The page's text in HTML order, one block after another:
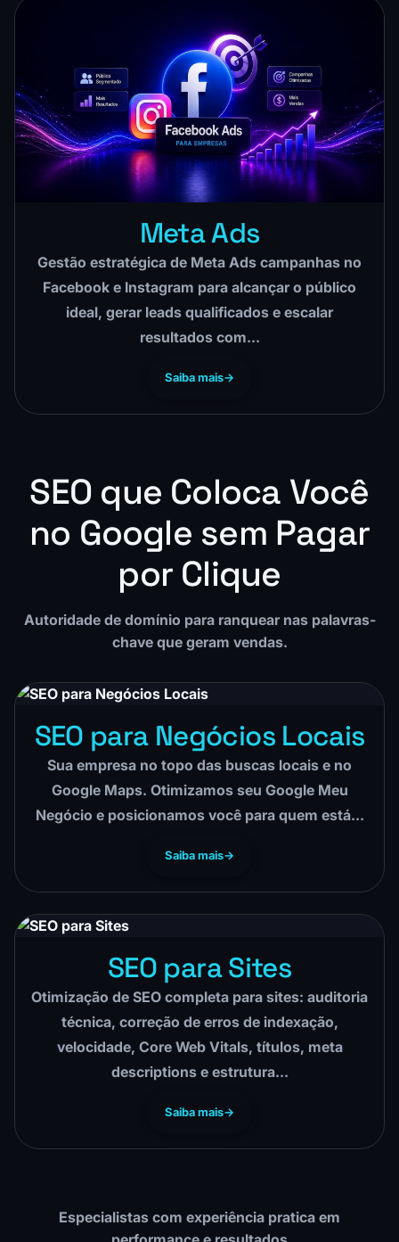
Meta Ads
Gestão estratégica de Meta Ads campanhas no
Facebook e Instagram para alcançar o público
ideal, gerar leads qualificados e escalar
resultados com…
Saiba mais
SEO que Coloca Você
no Google sem Pagar
por Clique
Autoridade de domínio para ranquear nas palavras-
chave que geram vendas.
SEO para Negócios Locais
Sua empresa no topo das buscas locais e no
Google Maps. Otimizamos seu Google Meu
Negócio e posicionamos você para quem está…
Saiba mais
SEO para Sites
Otimização de SEO completa para sites: auditoria
técnica, correção de erros de indexação,
velocidade, Core Web Vitals, títulos, meta
descriptions e estrutura…
Saiba mais
Especialistas com experiência pratica em